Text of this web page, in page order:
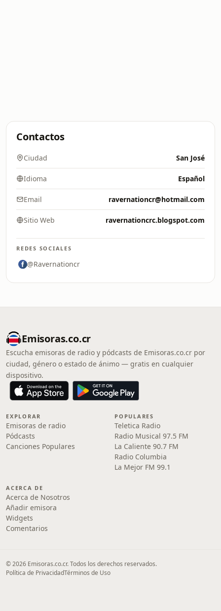
Contactos
Ciudad San José
Idioma Español
Email ravernationcr@hotmail.com
Sitio Web ravernationcrc.blogspot.com
REDES SOCIALES
@Ravernationcr
Emisoras.co.cr
Escucha emisoras de radio y pódcasts de Emisoras.co.cr por
ciudad, género o estado de ánimo — gratis en cualquier
dispositivo.
EXPLORAR
Emisoras de radio
Pódcasts
Canciones Populares
POPULARES
Teletica Radio
Radio Musical 97.5 FM
La Caliente 90.7 FM
Radio Columbia
La Mejor FM 99.1
ACERCA DE
Acerca de Nosotros
Añadir emisora
Widgets
Comentarios
© 2026 Emisoras.co.cr. Todos los derechos reservados.
Política de PrivacidadTérminos de Uso